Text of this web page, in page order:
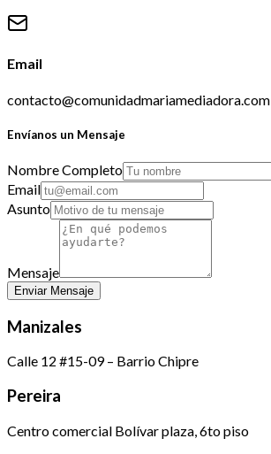
Email
contacto@comunidadmariamediadora.com
Envíanos un Mensaje
Nombre Completo
Email
Asunto
Mensaje
Enviar Mensaje
Manizales
Calle 12 #15-09 – Barrio Chipre
Pereira
Centro comercial Bolívar plaza, 6to piso